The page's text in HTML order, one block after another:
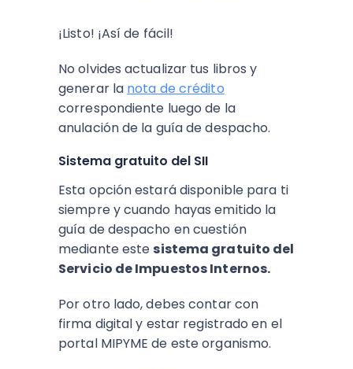
¡Listo! ¡Así de fácil!
No olvides actualizar tus libros y
generar la nota de crédito
correspondiente luego de la
anulación de la guía de despacho.
Sistema gratuito del SII
Esta opción estará disponible para ti
siempre y cuando hayas emitido la
guía de despacho en cuestión
mediante este sistema gratuito del
Servicio de Impuestos Internos.
Por otro lado, debes contar con
firma digital y estar registrado en el
portal MIPYME de este organismo.